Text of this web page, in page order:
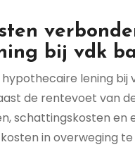
bij vdk
lening
de rentevoet van
schattingskosten
in overweging